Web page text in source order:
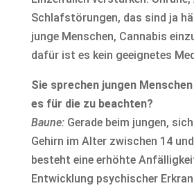
Schlafstörungen, das sind ja
junge Menschen, Cannabis
dafür ist es kein geeignetes
Sie sprechen jungen
es für die zu beachten?
Baune:Gerade beim jungen,
Gehirn im Alter zwischen 14
besteht eine erhöhte
Entwicklung psychischer